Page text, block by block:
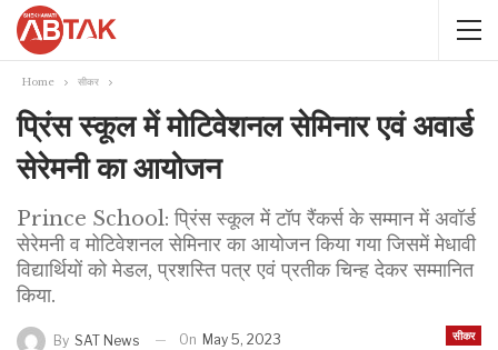
Home सीकर
प्रिंस स्कूल में मोटिवेशनल सेमिनार एवं अवार्ड
सेरेमनी का आयोजन
Prince School: प्रिंस स्कूल में टॉप रैंकर्स के सम्मान में अवॉर्ड
सेरेमनी व मोटिवेशनल सेमिनार का आयोजन किया गया जिसमें मेधावी
विद्यार्थियों को मेडल, प्रशस्ति पत्र एवं प्रतीक चिन्ह देकर सम्मानित
किया.
सीकर
By SAT News On May 5, 2023